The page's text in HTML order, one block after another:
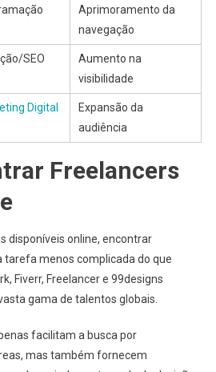
Aprimoramento da
navegação
SEO
Aumento na
visibilidade
Digital
Expansão da
audiência
Freelancers
disponíveis online, encontrar
menos complicada do que
Fiverr, Freelancer e 99designs
gama de talentos globais.
facilitam a busca por
mas também fornecem